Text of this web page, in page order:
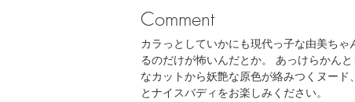
Comment
カラっとしていかにも現代っ子な由美ち
るのだけが怖いんだとか。 あっけらかん
なカットから妖艶な原色が絡みつくヌー
とナイスバディをお楽しみください。